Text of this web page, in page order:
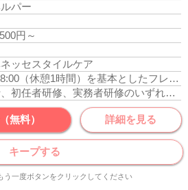
パー
円～
ッセスタイルケア
1）9:00～18:00（休憩1時間）を基本としたフレックスタイム制
介護福祉士、初任者研修、実務者研修のいずれかの資格をお持ちの方
無料） 詳細を見る
キープする
一度ボタンをクリックしてください